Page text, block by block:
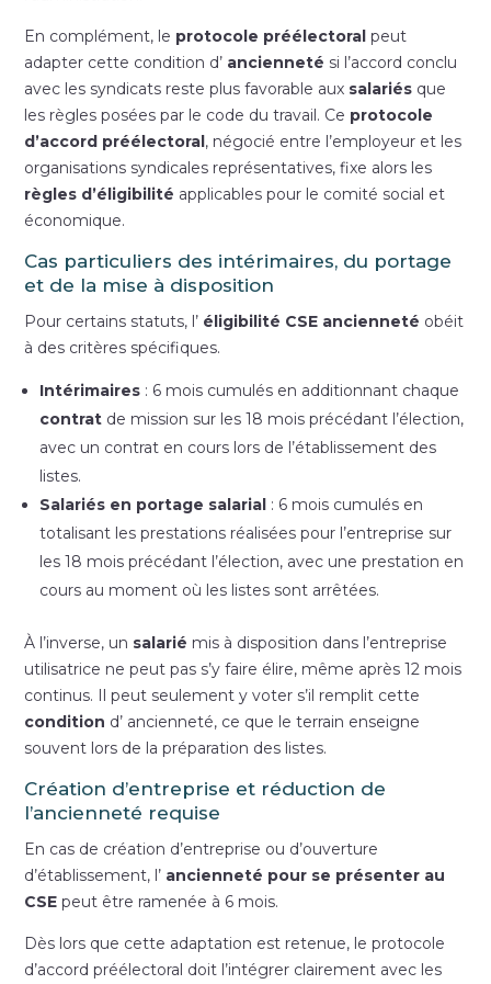
En complément, le protocole préélectoral peut
adapter cette condition d’ ancienneté si l’accord conclu
avec les syndicats reste plus favorable aux salariés que
les règles posées par le code du travail. Ce protocole
d’accord préélectoral, négocié entre l’employeur et les
organisations syndicales représentatives, fixe alors les
règles d’éligibilité applicables pour le comité social et
économique.
Cas particuliers des intérimaires, du portage
et de la mise à disposition
Pour certains statuts, l’ éligibilité CSE ancienneté obéit
à des critères spécifiques.
Intérimaires : 6 mois cumulés en additionnant chaque
contrat de mission sur les 18 mois précédant l’élection,
avec un contrat en cours lors de l’établissement des
listes.
Salariés en portage salarial : 6 mois cumulés en
totalisant les prestations réalisées pour l’entreprise sur
les 18 mois précédant l’élection, avec une prestation en
cours au moment où les listes sont arrêtées.
À l’inverse, un salarié mis à disposition dans l’entreprise
utilisatrice ne peut pas s’y faire élire, même après 12 mois
continus. Il peut seulement y voter s’il remplit cette
condition d’ ancienneté, ce que le terrain enseigne
souvent lors de la préparation des listes.
Création d’entreprise et réduction de
l’ancienneté requise
En cas de création d’entreprise ou d’ouverture
d’établissement, l’ ancienneté pour se présenter au
CSE peut être ramenée à 6 mois.
Dès lors que cette adaptation est retenue, le protocole
d’accord préélectoral doit l’intégrer clairement avec les